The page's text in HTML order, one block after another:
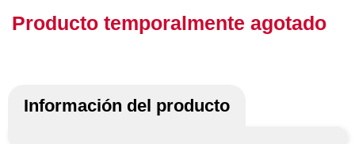
Producto temporalmente agotado
Información del producto